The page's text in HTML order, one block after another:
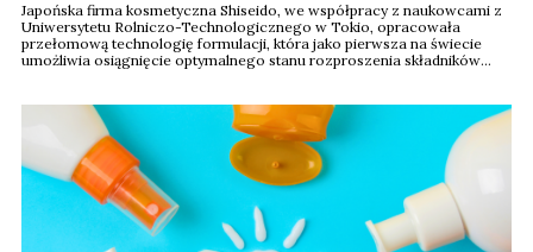
Japońska firma kosmetyczna Shiseido, we współpracy z naukowcami z
Uniwersytetu Rolniczo-Technologicznego w Tokio, opracowała
przełomową technologię formulacji, która jako pierwsza na świecie
umożliwia osiągnięcie optymalnego stanu rozproszenia składników
przeciwsłonecznej, a jego potencjalne zastosowania ...